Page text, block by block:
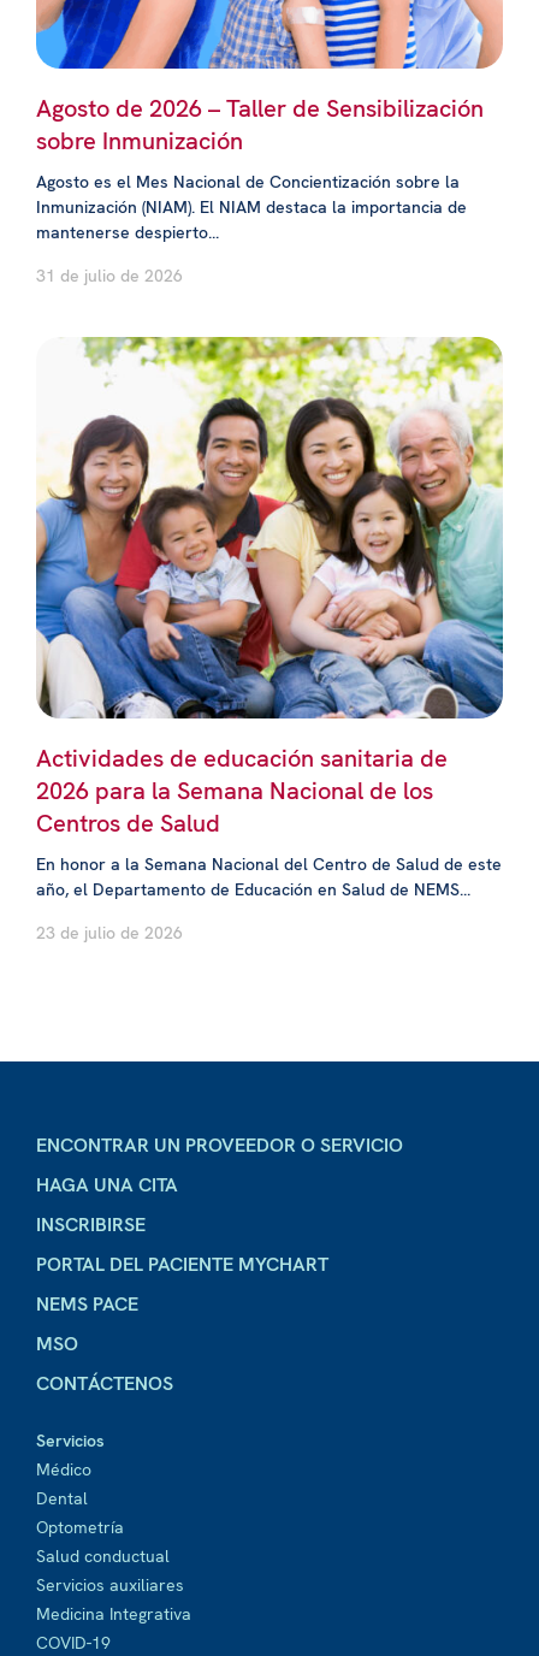
Agosto de 2026 – Taller de Sensibilización
sobre Inmunización
Agosto es el Mes Nacional de Concientización sobre la
Inmunización (NIAM). El NIAM destaca la importancia de
mantenerse despierto...
31 de julio de 2026
Actividades de educación sanitaria de
2026 para la Semana Nacional de los
Centros de Salud
En honor a la Semana Nacional del Centro de Salud de este
año, el Departamento de Educación en Salud de NEMS...
23 de julio de 2026
ENCONTRAR UN PROVEEDOR O SERVICIO
HAGA UNA CITA
INSCRIBIRSE
PORTAL DEL PACIENTE MYCHART
NEMS PACE
MSO
CONTÁCTENOS
Servicios
Médico
Dental
Optometría
Salud conductual
Servicios auxiliares
Medicina Integrativa
COVID-19